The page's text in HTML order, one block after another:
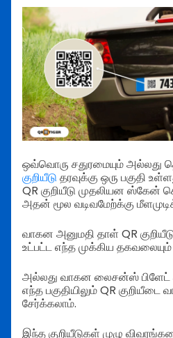
ஒவ்வொரு சதுரமையும் அல்லது
குறியீடு தரவுக்கு ஒரு பகுதி
QR குறியீடு முதலியன
அதன் மூல வடிவமேற்க்கு
வாகன அனுமதி தாள் QR
உட்பட்ட எந்த முக்கிய தகவலையும்
அல்லது வாகன லைசன்ஸ்
எந்த பகுதியிலும் QR குறியீடை
சேர்க்கலாம்.
இந்த குறியீடுகள் முழு